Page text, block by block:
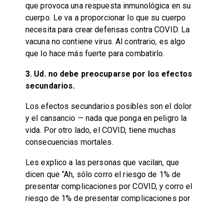
que provoca una respuesta inmunológica en su
cuerpo. Le va a proporcionar lo que su cuerpo
necesita para crear defensas contra COVID. La
vacuna no contiene virus. Al contrario, es algo
que lo hace más fuerte para combatirlo.
3. Ud. no debe preocuparse por los efectos
secundarios.
Los efectos secundarios posibles son el dolor
y el cansancio — nada que ponga en peligro la
vida. Por otro lado, el COVID, tiene muchas
consecuencias mortales.
Les explico a las personas que vacilan, que
dicen que “Ah, sólo corro el riesgo de 1% de
presentar complicaciones por COVID, y corro el
riesgo de 1% de presentar complicaciones por